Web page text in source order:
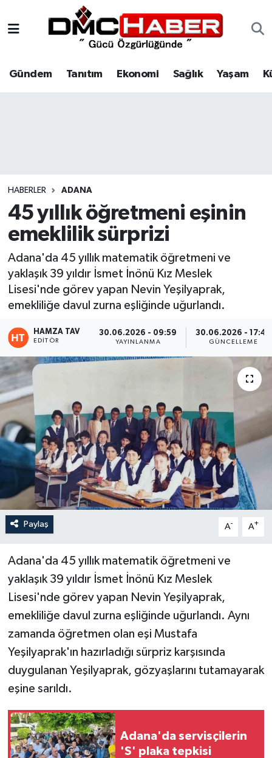
Gündem Tanıtım Ekonomi Sağlık Yaşam
HABERLER ADANA
45 yıllık öğretmeni eşinin
emeklilik sürprizi
Adana'da 45 yıllık matematik öğretmeni ve
yaklaşık 39 yıldır İsmet İnönü Kız Meslek
Lisesi'nde görev yapan Nevin Yeşilyaprak,
emekliliğe davul zurna eşliğinde uğurlandı.
HAMZA TAV
EDITÖR
30.06.2026 - 09:59
YAYINLANMA
30.06.2026 - 17:43
GÜNCELLEME
Paylaş A- A+
Adana'da 45 yıllık matematik öğretmeni ve
yaklaşık 39 yıldır İsmet İnönü Kız Meslek
Lisesi'nde görev yapan Nevin Yeşilyaprak,
emekliliğe davul zurna eşliğinde uğurlandı. Aynı
zamanda öğretmen olan eşi Mustafa
Yeşilyaprak'ın hazırladığı sürpriz karşısında
duygulanan Yeşilyaprak, gözyaşlarını tutamayarak
eşine sarıldı.
Adana'da servisçilerin
'S' plaka tepkisi
Tanıtım
Spor
Siyaset
Eğitim
Asayiş
Resmi İlan
Nöbetçi Eczaneler
Hava Durumu
Haber Arşivi